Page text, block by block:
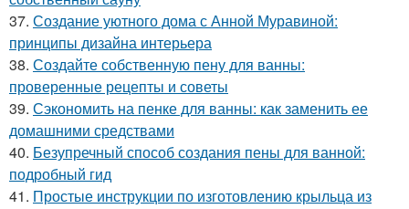
37. Создание уютного дома с Анной Муравиной:
принципы дизайна интерьера
38. Создайте собственную пену для ванны:
проверенные рецепты и советы
39. Сэкономить на пенке для ванны: как заменить ее
домашними средствами
40. Безупречный способ создания пены для ванной:
подробный гид
41. Простые инструкции по изготовлению крыльца из